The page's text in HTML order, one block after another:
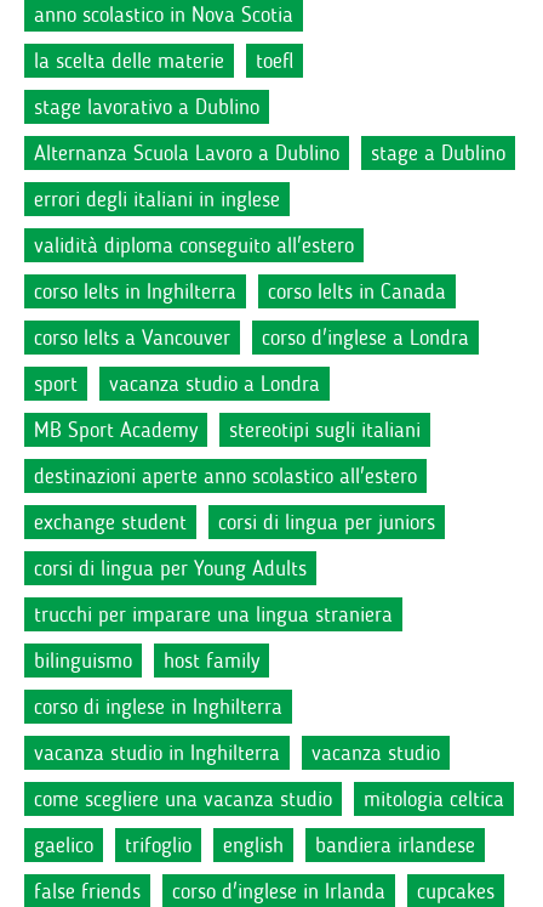
anno scolastico in Nova Scotia
la scelta delle materie
toefl
stage lavorativo a Dublino
Alternanza Scuola Lavoro a Dublino
stage a Dublino
errori degli italiani in inglese
validità diploma conseguito all'estero
corso Ielts in Inghilterra
corso Ielts in Canada
corso Ielts a Vancouver
corso d'inglese a Londra
sport
vacanza studio a Londra
MB Sport Academy
stereotipi sugli italiani
destinazioni aperte anno scolastico all'estero
exchange student
corsi di lingua per juniors
corsi di lingua per Young Adults
trucchi per imparare una lingua straniera
bilinguismo
host family
corso di inglese in Inghilterra
vacanza studio in Inghilterra
vacanza studio
come scegliere una vacanza studio
mitologia celtica
gaelico
trifoglio english
bandiera irlandese
false friends
corso d'inglese in Irlanda
cupcakes